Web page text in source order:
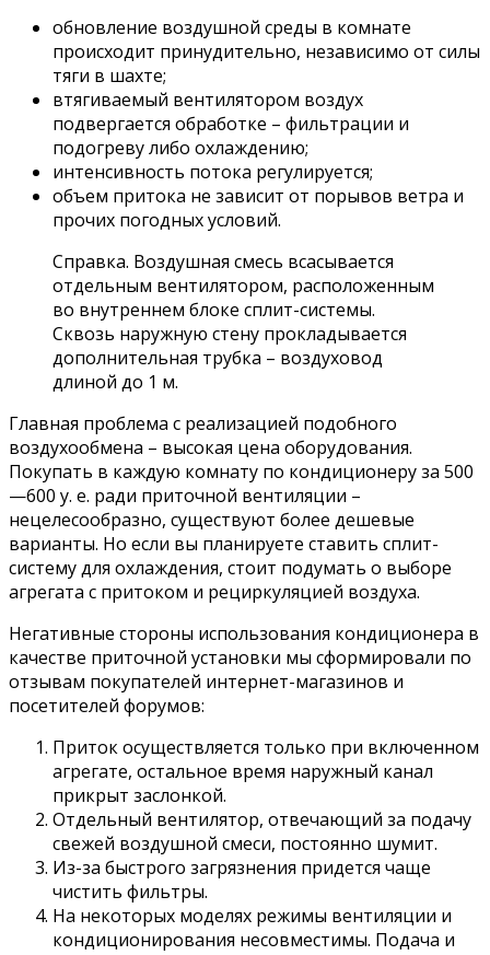
обновление воздушной среды в комнате
происходит принудительно, независимо от силы
тяги в шахте;
втягиваемый вентилятором воздух
подвергается обработке – фильтрации и
подогреву либо охлаждению;
интенсивность потока регулируется;
объем притока не зависит от порывов ветра и
прочих погодных условий.
Справка. Воздушная смесь всасывается
отдельным вентилятором, расположенным
во внутреннем блоке сплит-системы.
Сквозь наружную стену прокладывается
дополнительная трубка – воздуховод
длиной до 1 м.
Главная проблема с реализацией подобного
воздухообмена – высокая цена оборудования.
Покупать в каждую комнату по кондиционеру за 500
—600 у. е. ради приточной вентиляции –
нецелесообразно, существуют более дешевые
варианты. Но если вы планируете ставить сплит-
систему для охлаждения, стоит подумать о выборе
агрегата с притоком и рециркуляцией воздуха.
Негативные стороны использования кондиционера в
качестве приточной установки мы сформировали по
отзывам покупателей интернет-магазинов и
посетителей форумов:
Приток осуществляется только при включенном
агрегате, остальное время наружный канал
прикрыт заслонкой.
Отдельный вентилятор, отвечающий за подачу
свежей воздушной смеси, постоянно шумит.
Из-за быстрого загрязнения придется чаще
чистить фильтры.
На некоторых моделях режимы вентиляции и
кондиционирования несовместимы. Подача и